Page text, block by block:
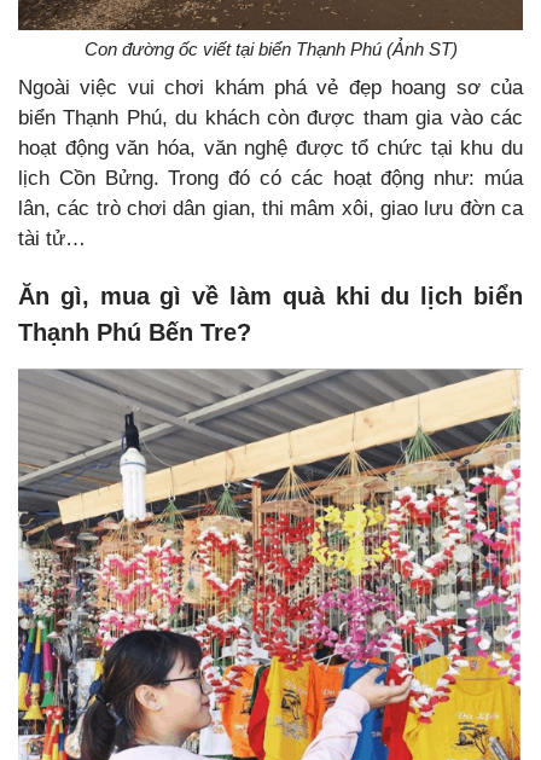
Con đường ốc viết tại biển Thạnh Phú (Ảnh ST)
Ngoài việc vui chơi khám phá vẻ đẹp hoang sơ của
biển Thạnh Phú, du khách còn được tham gia vào các
hoạt động văn hóa, văn nghệ được tổ chức tại khu du
lịch Cồn Bửng. Trong đó có các hoạt động như: múa
lân, các trò chơi dân gian, thi mâm xôi, giao lưu đờn ca
tài tử…
Ăn gì, mua gì về làm quà khi du lịch biển
Thạnh Phú Bến Tre?